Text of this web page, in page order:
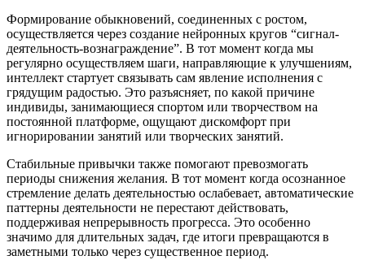
Формирование обыкновений, соединенных с ростом,
осуществляется через создание нейронных кругов “сигнал-
деятельность-вознаграждение”. В тот момент когда мы
регулярно осуществляем шаги, направляющие к улучшениям,
интеллект стартует связывать сам явление исполнения с
грядущим радостью. Это разъясняет, по какой причине
индивиды, занимающиеся спортом или творчеством на
постоянной платформе, ощущают дискомфорт при
игнорировании занятий или творческих занятий.
Стабильные привычки также помогают превозмогать
периоды снижения желания. В тот момент когда осознанное
стремление делать деятельностью ослабевает, автоматические
паттерны деятельности не перестают действовать,
поддерживая непрерывность прогресса. Это особенно
значимо для длительных задач, где итоги превращаются в
заметными только через существенное период.